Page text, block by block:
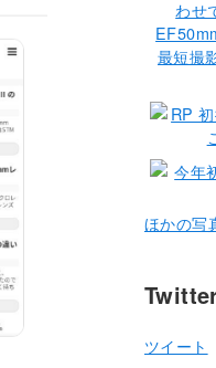
ほかの写
ツイート